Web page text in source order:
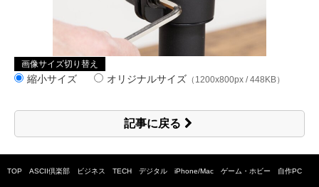
画像サイズ切り替え
縮小サイズ オリジナルサイズ （1200x800px / 448KB）
記事に戻る
TOP ASCII倶楽部 ビジネス TECH デジタル iPhone/Mac ゲーム・ホビー 自作PC